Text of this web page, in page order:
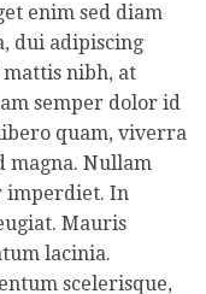
enim sed diam
dui adipiscing
nibh, at
semper dolor id
quam, viverra
magna. Nullam
imperdiet. In
Mauris
lacinia.
scelerisque,